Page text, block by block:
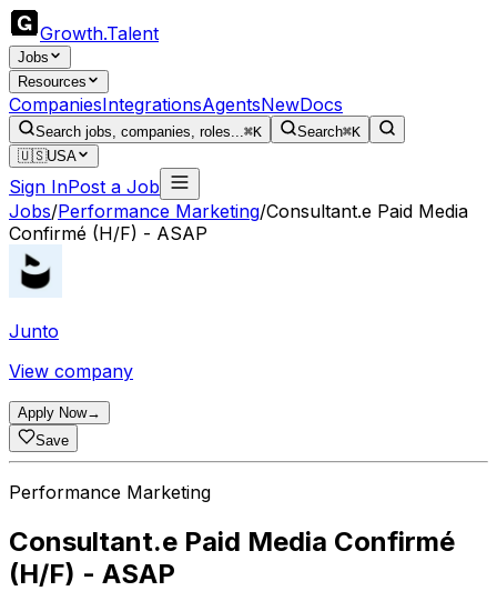
Growth.Talent
Jobs
Resources
CompaniesIntegrationsAgentsNewDocs
Search jobs, companies, roles...⌘K Search⌘K
🇺🇸USA
Sign InPost a Job
Jobs/Performance Marketing/Consultant.e Paid Media
Confirmé (H/F) - ASAP
Junto
View company
Apply Now→
Save
Performance Marketing
Consultant.e Paid Media Confirmé
(H/F) - ASAP